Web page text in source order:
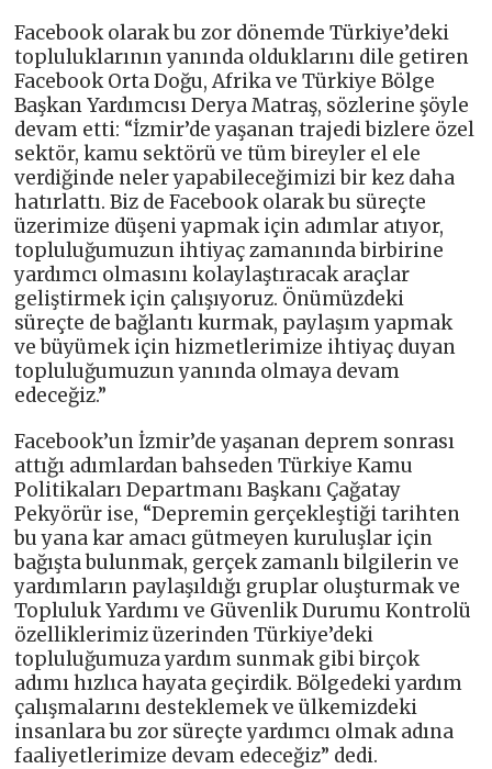
Facebook olarak bu zor dönemde Türkiye’deki
topluluklarının yanında olduklarını dile getiren
Facebook Orta Doğu, Afrika ve Türkiye Bölge
Başkan Yardımcısı Derya Matraş, sözlerine şöyle
devam etti: “İzmir’de yaşanan trajedi bizlere özel
sektör, kamu sektörü ve tüm bireyler el ele
verdiğinde neler yapabileceğimizi bir kez daha
hatırlattı. Biz de Facebook olarak bu süreçte
üzerimize düşeni yapmak için adımlar atıyor,
topluluğumuzun ihtiyaç zamanında birbirine
yardımcı olmasını kolaylaştıracak araçlar
geliştirmek için çalışıyoruz. Önümüzdeki
süreçte de bağlantı kurmak, paylaşım yapmak
ve büyümek için hizmetlerimize ihtiyaç duyan
topluluğumuzun yanında olmaya devam
edeceğiz.”
Facebook’un İzmir’de yaşanan deprem sonrası
attığı adımlardan bahseden Türkiye Kamu
Politikaları Departmanı Başkanı Çağatay
Pekyörür ise, “Depremin gerçekleştiği tarihten
bu yana kar amacı gütmeyen kuruluşlar için
bağışta bulunmak, gerçek zamanlı bilgilerin ve
yardımların paylaşıldığı gruplar oluşturmak ve
Topluluk Yardımı ve Güvenlik Durumu Kontrolü
özelliklerimiz üzerinden Türkiye’deki
topluluğumuza yardım sunmak gibi birçok
adımı hızlıca hayata geçirdik. Bölgedeki yardım
çalışmalarını desteklemek ve ülkemizdeki
insanlara bu zor süreçte yardımcı olmak adına
faaliyetlerimize devam edeceğiz” dedi.